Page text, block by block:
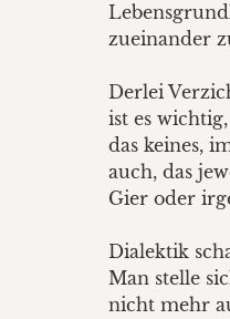
zueinander
Derlei
ist es
das keines,
auch, das
Gier oder
Dialektik
Man stelle
nicht mehr